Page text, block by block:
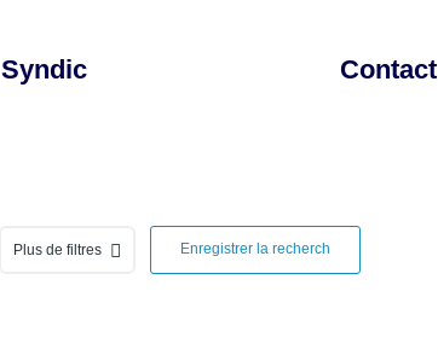
Syndic Contact
Enregistrer la recherch
Plus de filtres